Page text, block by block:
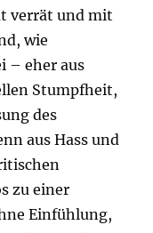
verrät und mit
wie
– eher aus
Stumpfheit,
des
aus Hass und
zu einer
Einfühlung,